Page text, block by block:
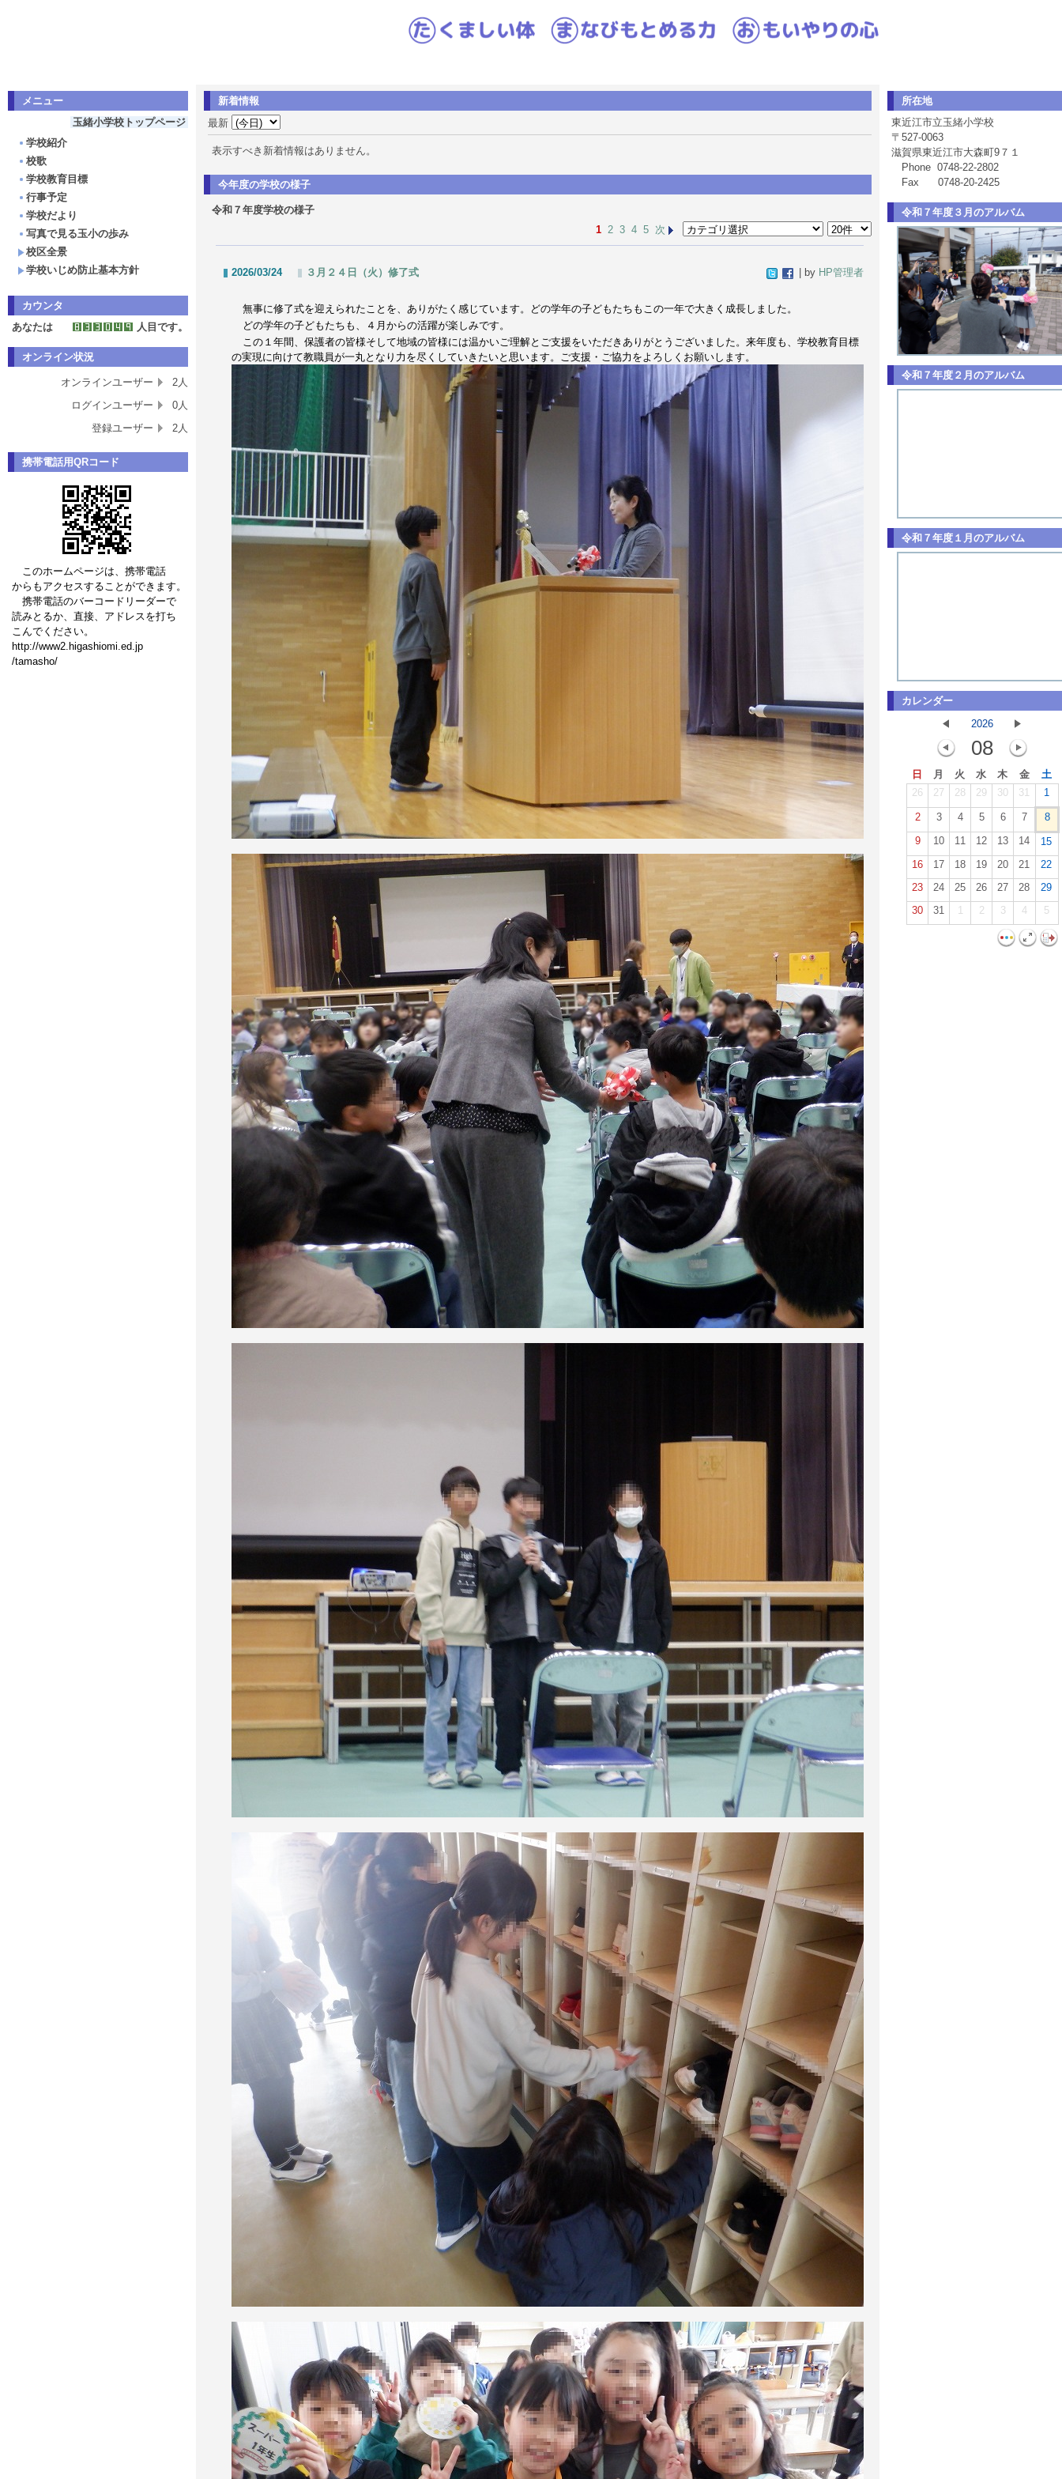
メニュー
玉緒小学校トップページ
学校紹介
校歌
学校教育目標
行事予定
学校だより
写真で見る玉小の歩み
校区全景
学校いじめ防止基本方針
カウンタ
あなたは
人目です。
オンライン状況
オンラインユーザー
2人
ログインユーザー
0人
登録ユーザー
2人
携帯電話用QRコード
このホームページは、携帯電話
からも アクセスすることができます。
携帯電話のバーコードリーダーで
読みとるか、直接、アドレスを打ち
こ んでください。
http://www2. higashiomi.ed.jp
/tamasho/
新着情報
最新
表示すべき新着情報はありません。
今年度の学校の様子
令和７年度学校の様子
1 2 3 4 5 次
2026/03/24 ３月２４日（火）修了式 | by HP管理者
無事に修了式を迎えられたことを、ありがたく感じています。どの学年の子どもたちもこの一年で大きく成長しました。
どの学年の子どもたちも、４月からの活躍が楽しみです。
この１年間、保護者の皆様そして地域の皆様には温かいご理解とご支援をいただきありがとうございました。来年度も、学校教育目標
の実現に向けて教職員が一丸となり力を尽くしていきたいと思います。ご支援・ご協力をよろしくお願いします。
所在地
東近江市立玉緒小学校
〒527-0063
滋賀県東近江市大森町9７１
Phone 0748-22-2802
Fax 0748-20-2425
令和７年度３月のアルバム
令和７年度２月のアルバム
令和７年度１月のアルバム
カレンダー
2026
08
日 月 火 水 木 金
土
26
27 28 29 30 31 1
2 3 4 5 6 7
8
9
10 11 12 13 14
15
16
17 18 19 20 21
22
23
24 25 26 27 28
29
30
31 1 2 3 4 5